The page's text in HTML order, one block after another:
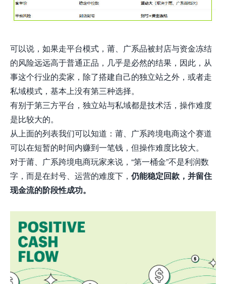
可以说，如果走平台模式， 莆、广系品被封店与资金冻结
的风险远远高于普通正品，几乎是必然的结果，因此，从
事这个行业的卖家，除了搭建自己的独立站之外，或者走
私域模式，基本上没有第三种选择。
有别于第三方平台，独立站与私域都是技术活，操作难度
是比较大的。
从上面的列表我们可以知道： 莆、广系跨境电商这个赛道
可以在短暂的时间内赚到一笔钱，但操作难度比较大。
对于莆、广系跨境电商玩家来说，“第一桶金”不是利润数
字，而是在封号、运营的难度下， 仍能稳定回款，并留住
现金流的阶段性成功。